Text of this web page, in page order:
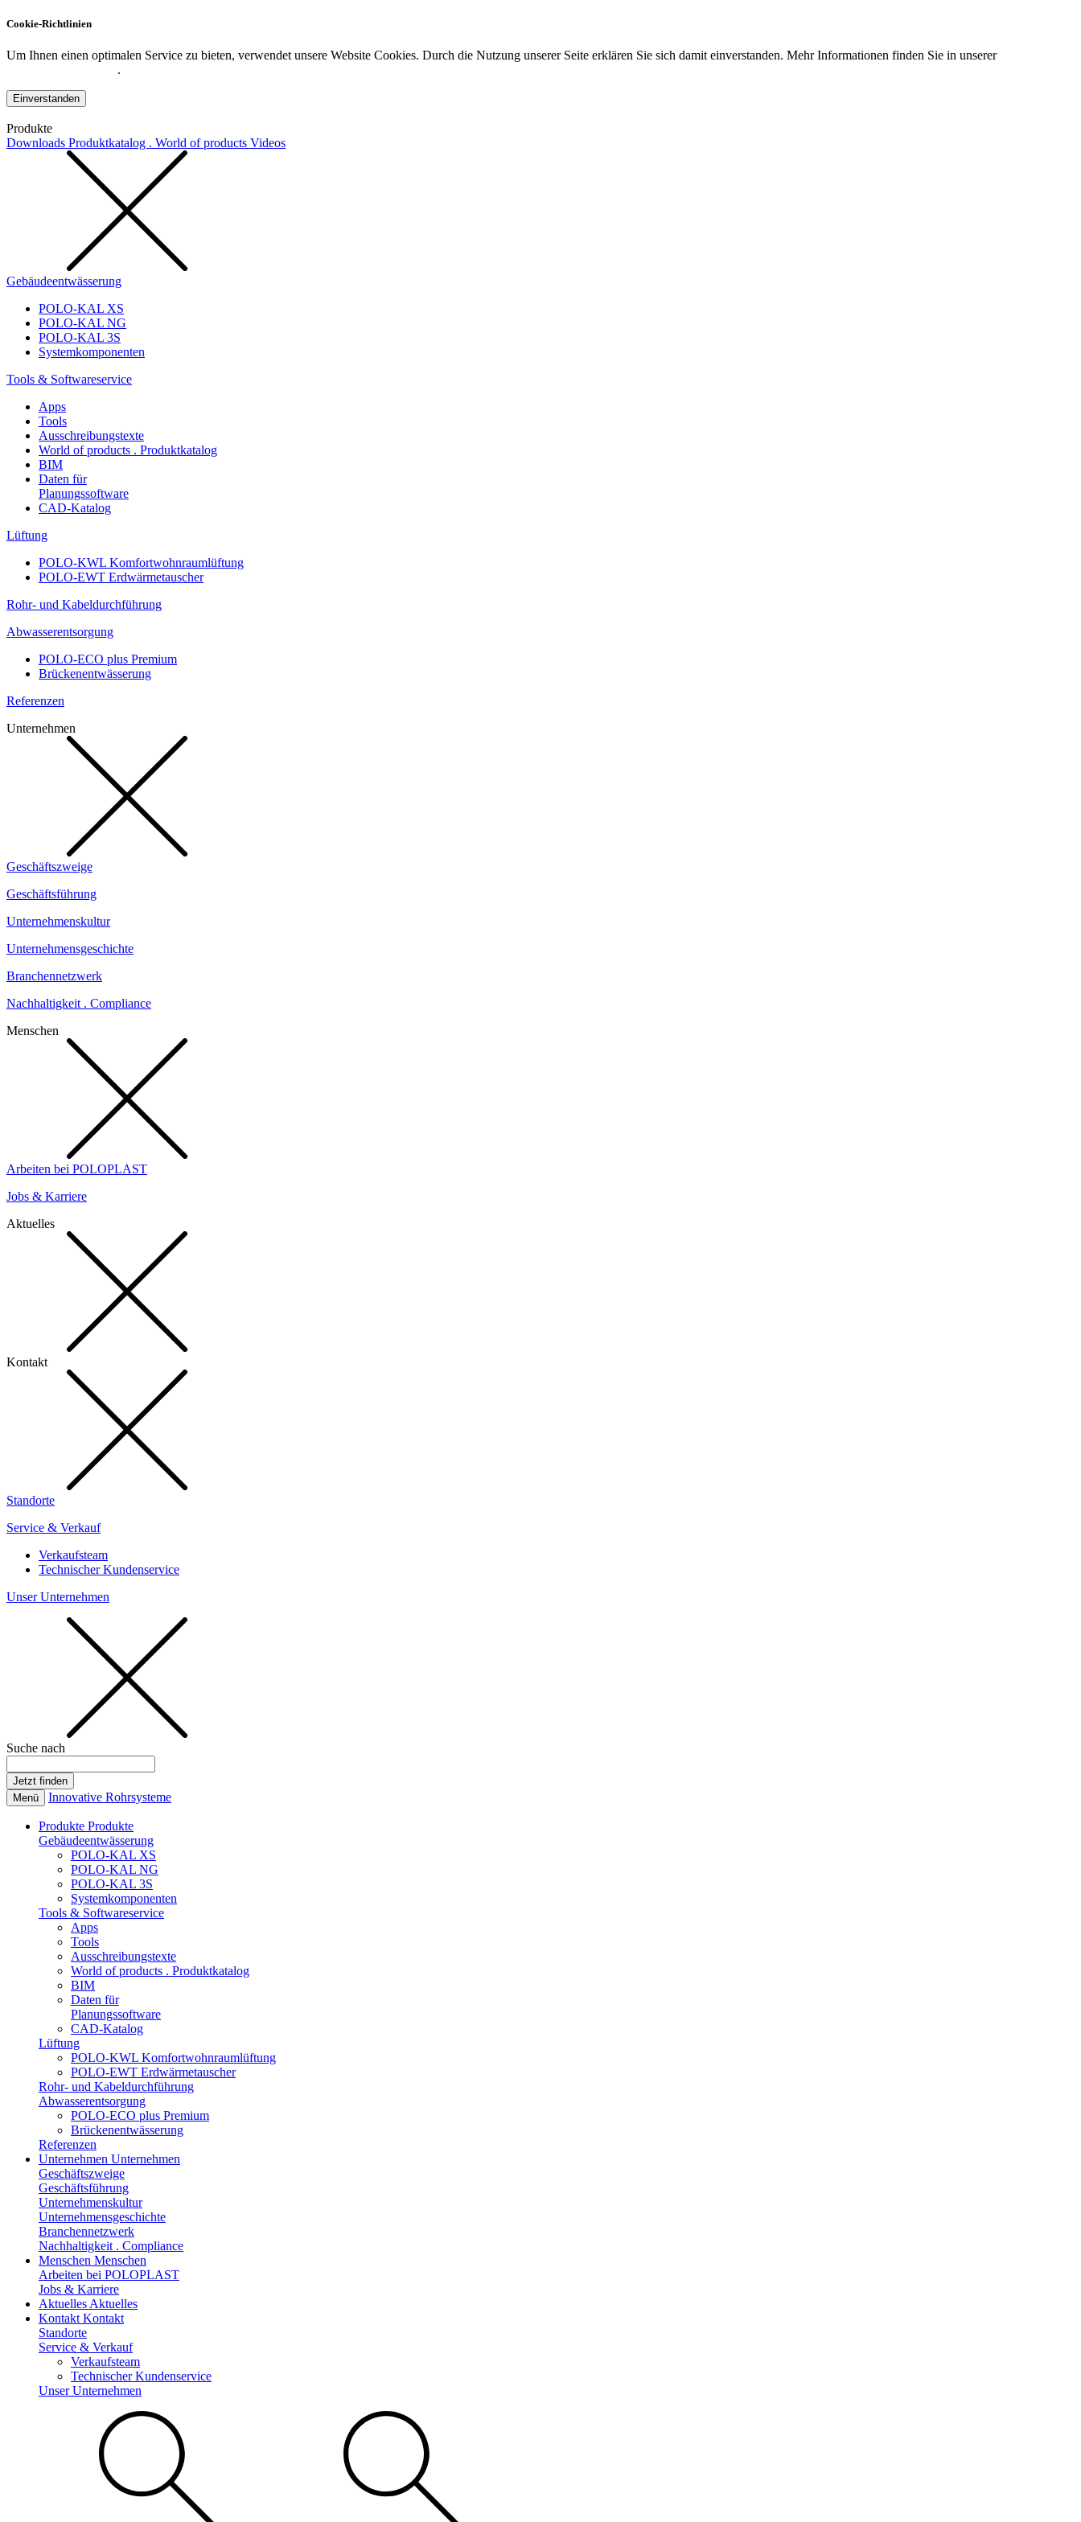
Cookie-Richtlinien
Um Ihnen einen optimalen Service zu bieten, verwendet unsere Website Cookies. Durch die Nutzung unserer Seite erklären Sie sich damit einverstanden. Mehr Informationen finden Sie in unserer
.
Einverstanden
Produkte
Downloads Produktkatalog . World of products Videos
Gebäudeentwässerung
POLO-KAL XS
POLO-KAL NG
POLO-KAL 3S
Systemkomponenten
Tools & Softwareservice
Apps
Tools
Ausschreibungstexte
World of products . Produktkatalog
BIM
Daten für
Planungssoftware
CAD-Katalog
Lüftung
POLO-KWL Komfortwohnraumlüftung
POLO-EWT Erdwärmetauscher
Rohr- und Kabeldurchführung
Abwasserentsorgung
POLO-ECO plus Premium
Brückenentwässerung
Referenzen
Unternehmen
Geschäftszweige
Geschäftsführung
Unternehmenskultur
Unternehmensgeschichte
Branchennetzwerk
Nachhaltigkeit . Compliance
Menschen
Arbeiten bei POLOPLAST
Jobs & Karriere
Aktuelles
Kontakt
Standorte
Service & Verkauf
Verkaufsteam
Technischer Kundenservice
Unser Unternehmen
Suche nach
Menü Innovative Rohrsysteme
Produkte Produkte
Gebäudeentwässerung
POLO-KAL XS
POLO-KAL NG
POLO-KAL 3S
Systemkomponenten
Tools & Softwareservice
Apps
Tools
Ausschreibungstexte
World of products . Produktkatalog
BIM
Daten für
Planungssoftware
CAD-Katalog
Lüftung
POLO-KWL Komfortwohnraumlüftung
POLO-EWT Erdwärmetauscher
Rohr- und Kabeldurchführung
Abwasserentsorgung
POLO-ECO plus Premium
Brückenentwässerung
Referenzen
Unternehmen Unternehmen
Geschäftszweige
Geschäftsführung
Unternehmenskultur
Unternehmensgeschichte
Branchennetzwerk
Nachhaltigkeit . Compliance
Menschen Menschen
Arbeiten bei POLOPLAST
Jobs & Karriere
Aktuelles Aktuelles
Kontakt Kontakt
Standorte
Service & Verkauf
Verkaufsteam
Technischer Kundenservice
Unser Unternehmen